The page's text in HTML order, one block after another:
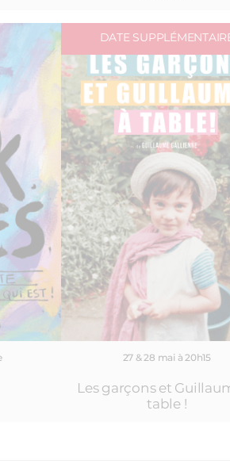
DATE
27 & 28 mai à 20h15
Les garçons et
table !